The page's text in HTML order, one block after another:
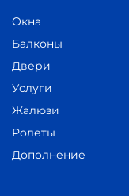
Окна
Балконы
Двери
Услуги
Жалюзи
Ролеты
Дополнение